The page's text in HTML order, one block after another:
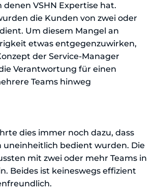
denen VSHN Expertise hat.
die Kunden von zwei oder
Um diesem Mangel an
etwas entgegenzuwirken,
der Service-Manager
Verantwortung für einen
Teams hinweg
dies immer noch dazu, dass
uneinheitlich bedient wurden. Die
mit zwei oder mehr Teams in
Beides ist keineswegs effizient